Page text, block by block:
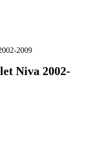
2009
Niva 2002-